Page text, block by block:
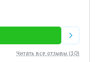
Читать все отзывы (10)